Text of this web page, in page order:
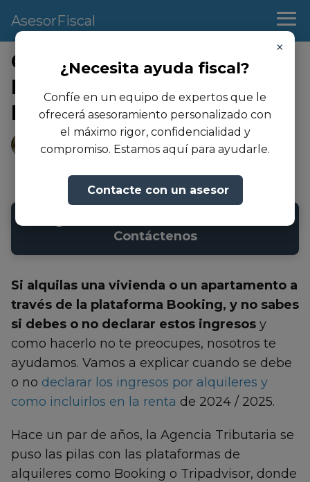
AsesorFiscal
×
¿Necesita ayuda fiscal?
Confíe en un equipo de expertos que le
ofrecerá asesoramiento personalizado con
el máximo rigor, confidencialidad y
compromiso. Estamos aquí para ayudarle.
Contacte con un asesor
Cómo Declarar los
Ingresos de Booking en la
Renta 2024 / 2025
Andrea Martinez
08/02/2023- Actualizado: 23/08/2024
Contáctenos
Si alquilas una vivienda o un apartamento a
través de la plataforma Booking, y no sabes
si debes o no declarar estos ingresos y
como hacerlo no te preocupes, nosotros te
ayudamos. Vamos a explicar cuando se debe
o no declarar los ingresos por alquileres y
como incluirlos en la renta de 2024 / 2025.
Hace un par de años, la Agencia Tributaria se
puso las pilas con las plataformas de
alquileres como Booking o Tripadvisor, donde